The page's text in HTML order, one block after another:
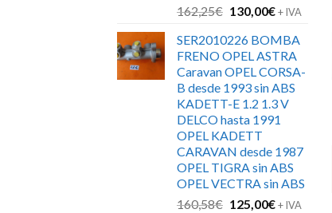
162,25€ El
original
era:
162,25€.
130,00€El
actual
es:
130,00€.
+ IVA
SER2010226 BOMBA
FRENO OPEL ASTRA
Caravan OPEL CORSA-
B desde 1993 sin ABS
KADETT-E 1.2 1.3 V
DELCO hasta 1991
OPEL KADETT
CARAVAN desde 1987
OPEL TIGRA sin ABS
OPEL VECTRA sin ABS
160,58€ El
125,00€El+ IVA